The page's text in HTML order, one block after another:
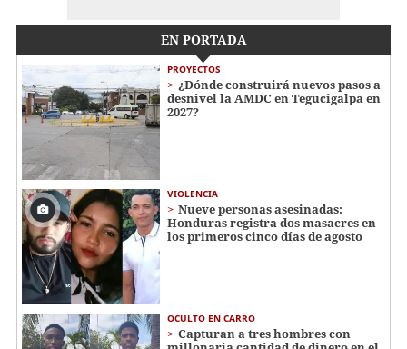
EN PORTADA
PROYECTOS
¿Dónde construirá nuevos pasos a
desnivel la AMDC en Tegucigalpa en
2027?
VIOLENCIA
Nueve personas asesinadas:
Honduras registra dos masacres en
los primeros cinco días de agosto
OCULTO EN CARRO
Capturan a tres hombres con